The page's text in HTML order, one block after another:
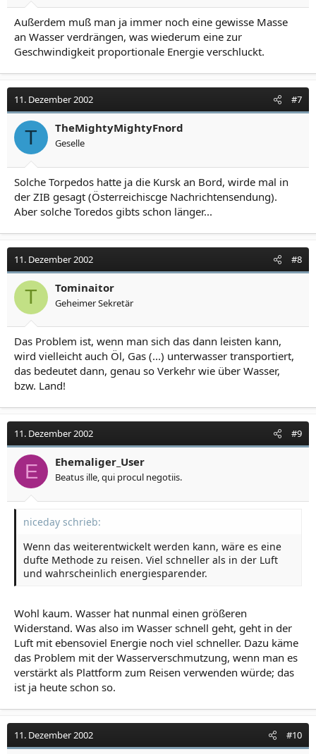
Außerdem muß man ja immer noch eine gewisse Masse
an Wasser verdrängen, was wiederum eine zur
Geschwindigkeit proportionale Energie verschluckt.
11. Dezember 2002 #7
T TheMightyMightyFnord
Geselle
Solche Torpedos hatte ja die Kursk an Bord, wirde mal in
der ZIB gesagt (Österreichiscge Nachrichtensendung).
Aber solche Toredos gibts schon länger...
11. Dezember 2002 #8
T Tominaitor
Geheimer Sekretär
Das Problem ist, wenn man sich das dann leisten kann,
wird vielleicht auch Öl, Gas (...) unterwasser transportiert,
das bedeutet dann, genau so Verkehr wie über Wasser,
bzw. Land!
11. Dezember 2002 #9
E Ehemaliger_User
Beatus ille, qui procul negotiis.
niceday schrieb:
Wenn das weiterentwickelt werden kann, wäre es eine
dufte Methode zu reisen. Viel schneller als in der Luft
und wahrscheinlich energiesparender.
Wohl kaum. Wasser hat nunmal einen größeren
Widerstand. Was also im Wasser schnell geht, geht in der
Luft mit ebensoviel Energie noch viel schneller. Dazu käme
das Problem mit der Wasserverschmutzung, wenn man es
verstärkt als Plattform zum Reisen verwenden würde; das
ist ja heute schon so.
11. Dezember 2002 #10